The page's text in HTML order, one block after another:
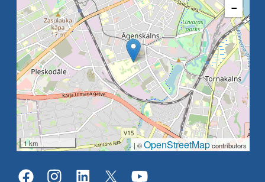
−
1 km | ©OpenStreetMapcontributors